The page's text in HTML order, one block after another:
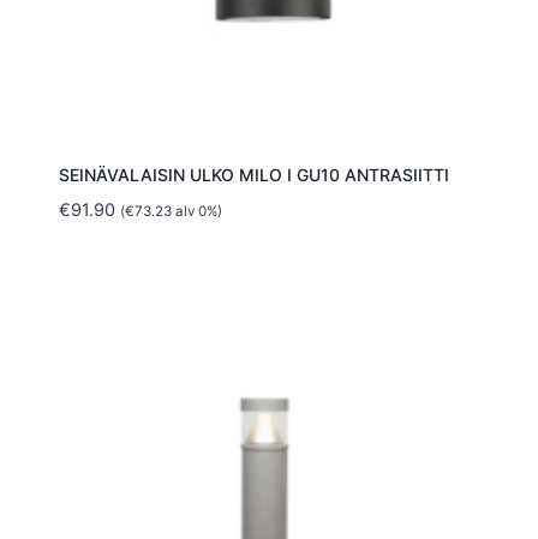
SEINÄVALAISIN ULKO MILO I GU10 ANTRASIITTI
€91.90 (€73.23alv 0%)